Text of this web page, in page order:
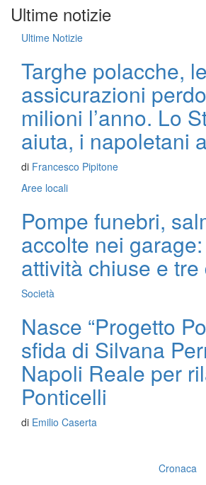
Ultime notizie
Ultime Notizie
Targhe polacche,
assicurazioni
milioni l’anno. Lo
aiuta, i napoletani
di Francesco Pipitone
Aree locali
Pompe funebri,
accolte nei
attività chiuse e
Società
Nasce “Progetto
sfida di Silvana
Napoli Reale per
Ponticelli
di Emilio Caserta
Cronaca